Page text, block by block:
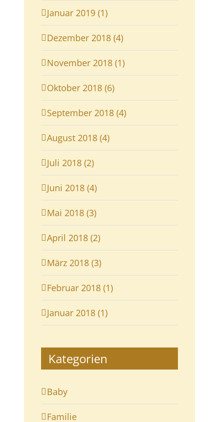
Januar 2019 (1)
Dezember 2018 (4)
November 2018 (1)
Oktober 2018 (6)
September 2018 (4)
August 2018 (4)
Juli 2018 (2)
Juni 2018 (4)
Mai 2018 (3)
April 2018 (2)
März 2018 (3)
Februar 2018 (1)
Januar 2018 (1)
Kategorien
Baby
Familie